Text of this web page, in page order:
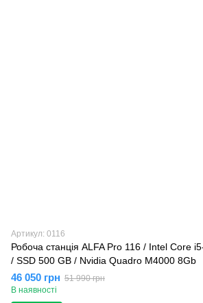
Артикул: 0116
Робоча станція ALFA Pro 116 / Intel Core
/ SSD 500 GB / Nvidia Quadro M4000 8Gb
46 050 грн 51 990 грн
В наявності